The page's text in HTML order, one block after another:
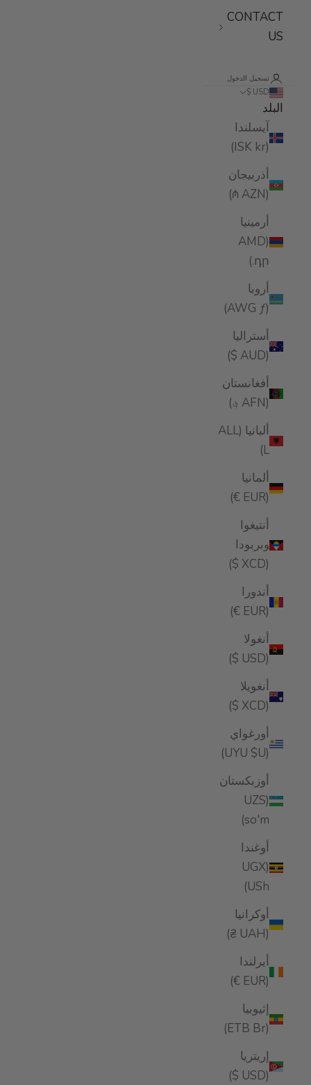
CONTACT
US
تسجيل الدخول
USD $
البلد
آيسلندا
(ISK kr)
أذربيجان
(AZN ₼)
أرمينيا
(AMD
դր.)
أروبا
(AWG ƒ)
أستراليا
(AUD $)
أفغانستان
(AFN ؋)
ألبانيا (ALL
L)
ألمانيا
(EUR €)
أنتيغوا
وبربودا
(XCD $)
أندورا
(EUR €)
أنغولا
(USD $)
أنغويلا
(XCD $)
أورغواي
(UYU $U)
أوزبكستان
(UZS
so'm)
أوغندا
(UGX
USh)
أوكرانيا
(UAH ₴)
أيرلندا
(EUR €)
إثيوبيا
(ETB Br)
إريتريا
(USD $)